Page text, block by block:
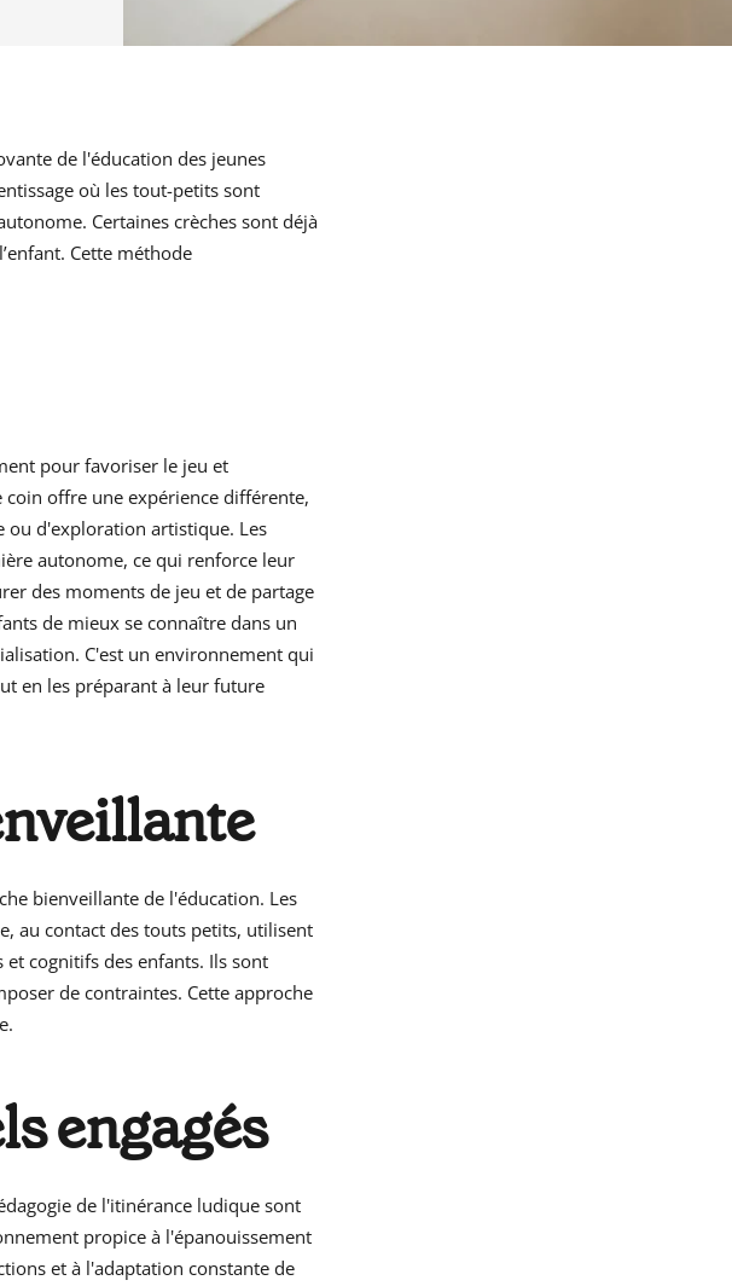
de l'éducation des jeunes
où les tout-petits sont
Certaines crèches sont déjà
Cette méthode
pour favoriser le jeu et
coin offre une expérience différente,
ou d'exploration artistique. Les
autonome, ce qui renforce leur
des moments de jeu et de partage
de mieux se connaître dans un
C'est un environnement qui
en les préparant à leur future
bienveillante de l'éducation. Les
au contact des touts petits, utilisent
cognitifs des enfants. Ils sont
de contraintes. Cette approche
engagés
de l'itinérance ludique sont
propice à l'épanouissement
et à l'adaptation constante de